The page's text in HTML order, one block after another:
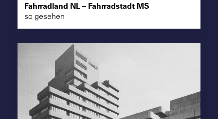
Fahrradland NL – Fahrradstadt MS
so gesehen